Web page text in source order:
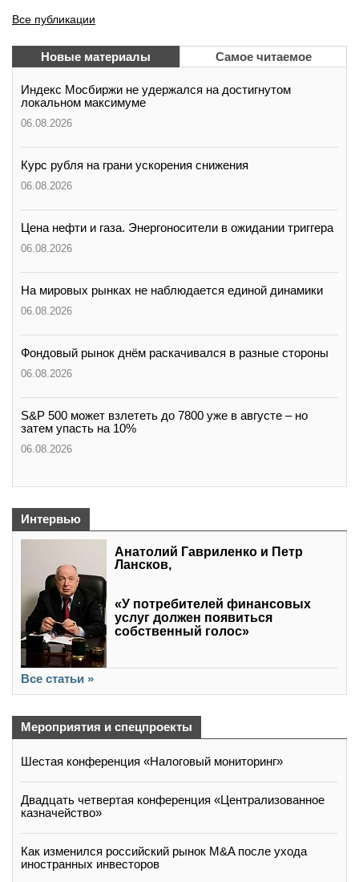
Все публикации
Новые материалы Самое читаемое
Индекс Мосбиржи не удержался на достигнутом
локальном максимуме
06.08.2026
Курс рубля на грани ускорения снижения
06.08.2026
Цена нефти и газа. Энергоносители в ожидании триггера
06.08.2026
На мировых рынках не наблюдается единой динамики
06.08.2026
Фондовый рынок днём раскачивался в разные стороны
06.08.2026
S&P 500 может взлететь до 7800 уже в августе – но
затем упасть на 10%
06.08.2026
Интервью
Анатолий Гавриленко и Петр
Лансков,
«У потребителей финансовых
услуг должен появиться
собственный голос»
Все статьи »
Мероприятия и спецпроекты
Шестая конференция «Налоговый мониторинг»
Двадцать четвертая конференция «Централизованное
казначейство»
Как изменился российский рынок M&A после ухода
иностранных инвесторов